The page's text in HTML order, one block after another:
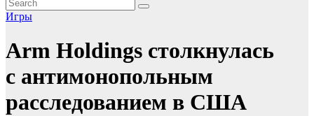
Игры
Arm Holdings столкнулась
с антимонопольным
расследованием в США